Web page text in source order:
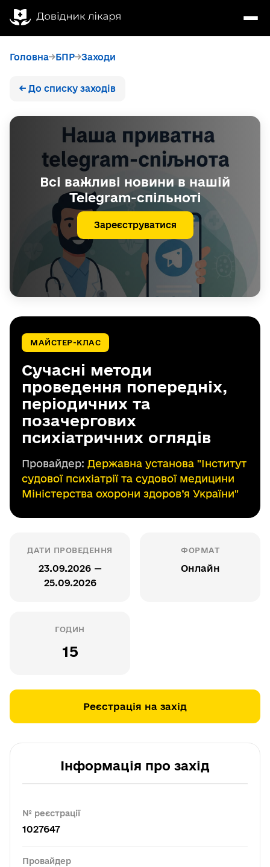
Головна БПР Заходи
← До списку заходів
Всі важливі новини в нашій
Telegram-спільноті
Зареєструватися
МАЙСТЕР-КЛАС
Сучасні методи
проведення попередніх,
періодичних та
позачергових
психіатричних оглядів
Провайдер: Державна установа "Інститут
судової психіатрії та судової медицини
Міністерства охорони здоров’я України"
ДАТИ ПРОВЕДЕННЯ
23.09.2026 —
25.09.2026
ФОРМАТ
Онлайн
ГОДИН
15
Реєстрація на захід
Інформація про захід
№ реєстрації
1027647
Провайдер